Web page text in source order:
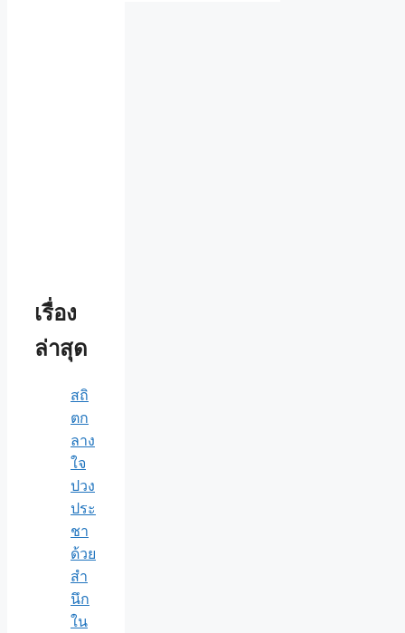
เรื่อง
ล่าสุด
สถิ
ตก
ลาง
ใจ
ปวง
ประ
ชา
ด้วย
สำ
นึก
ใน